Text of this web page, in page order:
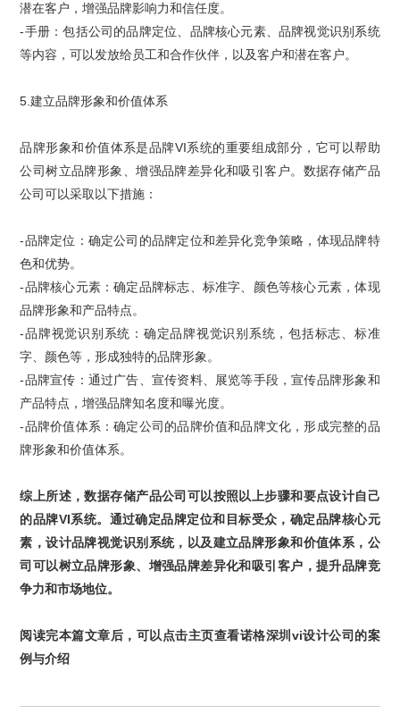
潜在客户，增强品牌影响力和信任度。
-手册：包括公司的品牌定位、品牌核心元素、品牌视觉识别系统
等内容，可以发放给员工和合作伙伴，以及客户和潜在客户。
5.建立品牌形象和价值体系
品牌形象和价值体系是品牌VI系统的重要组成部分，它可以帮助
公司树立品牌形象、增强品牌差异化和吸引客户。数据存储产品
公司可以采取以下措施：
-品牌定位 ：确定公司的品牌定位和差异化竞争策略，体现品牌特
色和优势。
-品牌核心元素：确定品牌标志、标准字、颜色等核心元素，体现
品牌形象和产品特点。
-品牌视觉识别系统：确定品牌视觉识别系统，包括标志、标准
字、颜色等，形成独特的品牌形象。
-品牌宣传：通过广告、宣传资料、展览等手段，宣传品牌形象和
产品特点，增强品牌知名度和曝光度。
-品牌价值体系：确定公司的品牌价值和品牌文化，形成完整的品
牌形象和价值体系。
综上所述，数据存储产品公司可以按照以上步骤和要点设计自己
的品牌VI系统。通过确定品牌定位和目标受众，确定品牌核心元
素，设计品牌视觉识别系统，以及建立品牌形象和价值体系，公
司可以树立品牌形象、增强品牌差异化和吸引客户，提升品牌竞
争力和市场地位。
阅读完本篇文章后，可以点击主页查看诺格深圳vi设计公司 的案
例与介绍